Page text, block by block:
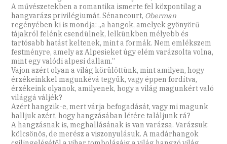
A művészetekben a romantika ismerte fel központilag a
hangvarázs privilégiumát. Sénancourt, Oberman
regényében ki is mondja: „a hangok, amelyek gyönyörű
tájakról felénk csendülnek, lelkünkben mélyebb és
tartósabb hatást keltenek, mint a formák. Nem emlékszem
festményre, amely az Alpesieket úgy elém varázsolta volna,
mint egy valódi alpesi dallam.”
Vajon azért olyan a világ körülöttünk, mint amilyen, hogy
érzékeinkkel magunkévá tegyük, vagy éppen fordítva,
érzékeink olyanok, amilyenek, hogy a világ magunkért való
világgá váljék?
Azért hangzik-e, mert várja befogadását, vagy mi magunk
halljuk azért, hogy hangzásában létére találjunk rá?
A hangzásnak is, meghallásának is van varázsa. Varázsuk:
kölcsönös, de merész a viszonyulásuk. A madárhangok